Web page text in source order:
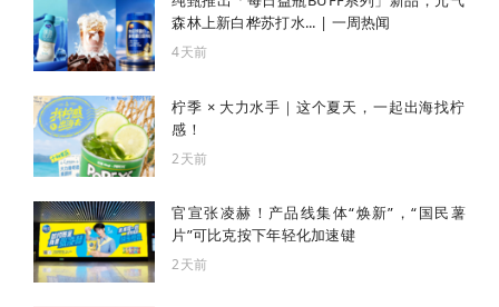
森林上新白桦苏打水... | 一周热闻
4天前
柠季 × 大力水手｜这个夏天，一起出海找柠
感！
2天前
官宣张凌赫！产品线集体“焕新”，“国民薯
片”可比克按下年轻化加速键
2天前